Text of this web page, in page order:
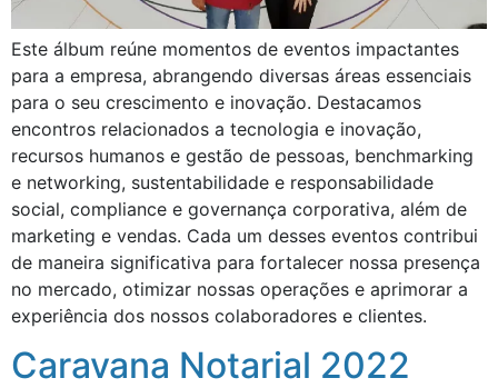
Este álbum reúne momentos de eventos impactantes
para a empresa, abrangendo diversas áreas essenciais
para o seu crescimento e inovação. Destacamos
encontros relacionados a tecnologia e inovação,
recursos humanos e gestão de pessoas, benchmarking
e networking, sustentabilidade e responsabilidade
social, compliance e governança corporativa, além de
marketing e vendas. Cada um desses eventos contribui
de maneira significativa para fortalecer nossa presença
no mercado, otimizar nossas operações e aprimorar a
experiência dos nossos colaboradores e clientes.
Caravana Notarial 2022